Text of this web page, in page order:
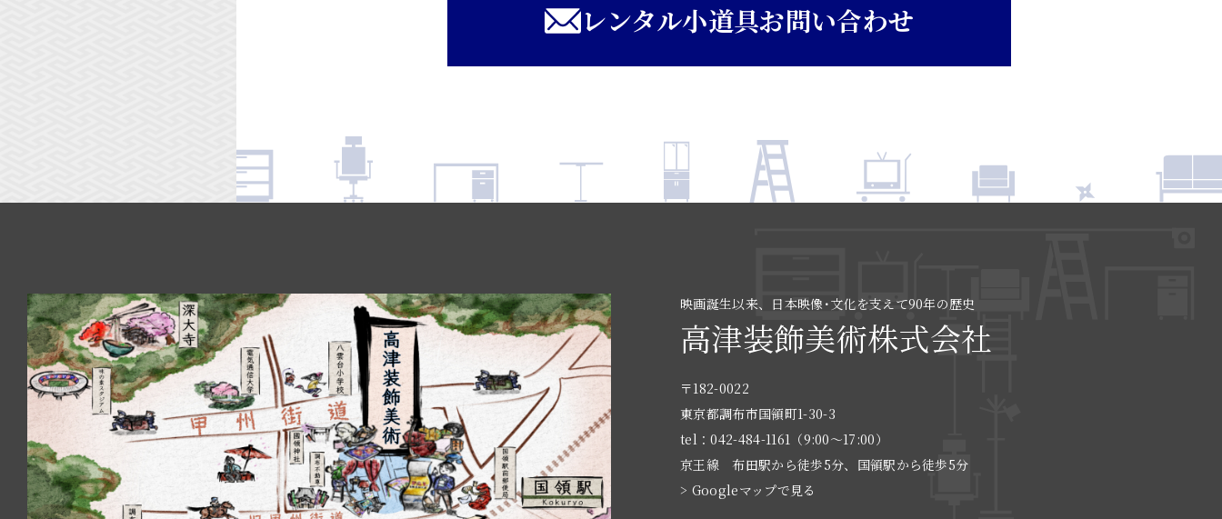
レンタル小道具お問い合わせ
映画誕生以来、日本映像･文化を支えて90年の歴史
高津装飾美術株式会社
〒182-0022
東京都調布市国領町1-30-3
tel：042-484-1161（9:00〜17:00）
京王線 布田駅から徒歩5分、国領駅から徒歩5分
> Googleマップで見る